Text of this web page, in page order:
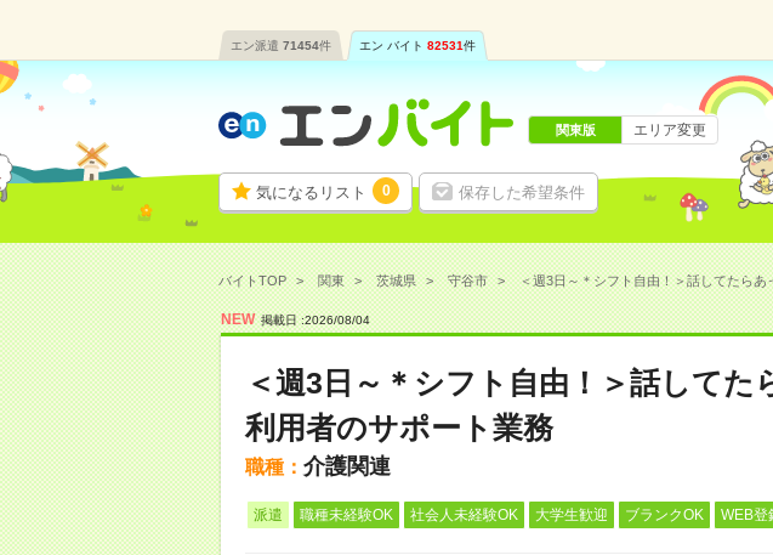
エン派遣 71454件 エン バイト 82531件
気になるリスト 0 保存した希望条件
関東版 エリア変更
バイトTOP 関東 茨城県 守谷市 ＜週3日～＊シフト自由！＞話してたら
NEW 掲載日 :2026/08/04
＜週3日～＊シフト自由！＞話してた
利用者のサポート業務
職種： 介護関連
派遣 職種未経験OK 社会人未経験OK 大学生歓迎 ブランクOK WEB登